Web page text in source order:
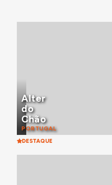
Alter
do
Chão
PORTUGAL
DESTAQUE